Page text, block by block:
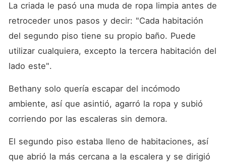
La criada le pasó una muda de ropa limpia antes de
retroceder unos pasos y decir: "Cada habitación
del segundo piso tiene su propio baño. Puede
utilizar cualquiera, excepto la tercera habitación del
lado este".
Bethany solo quería escapar del incómodo
ambiente, así que asintió, agarró la ropa y subió
corriendo por las escaleras sin demora.
El segundo piso estaba lleno de habitaciones, así
que abrió la más cercana a la escalera y se dirigió